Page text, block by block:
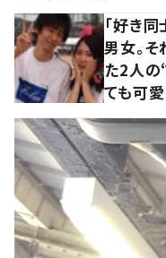
「好き
男女。
た2人
ても可愛